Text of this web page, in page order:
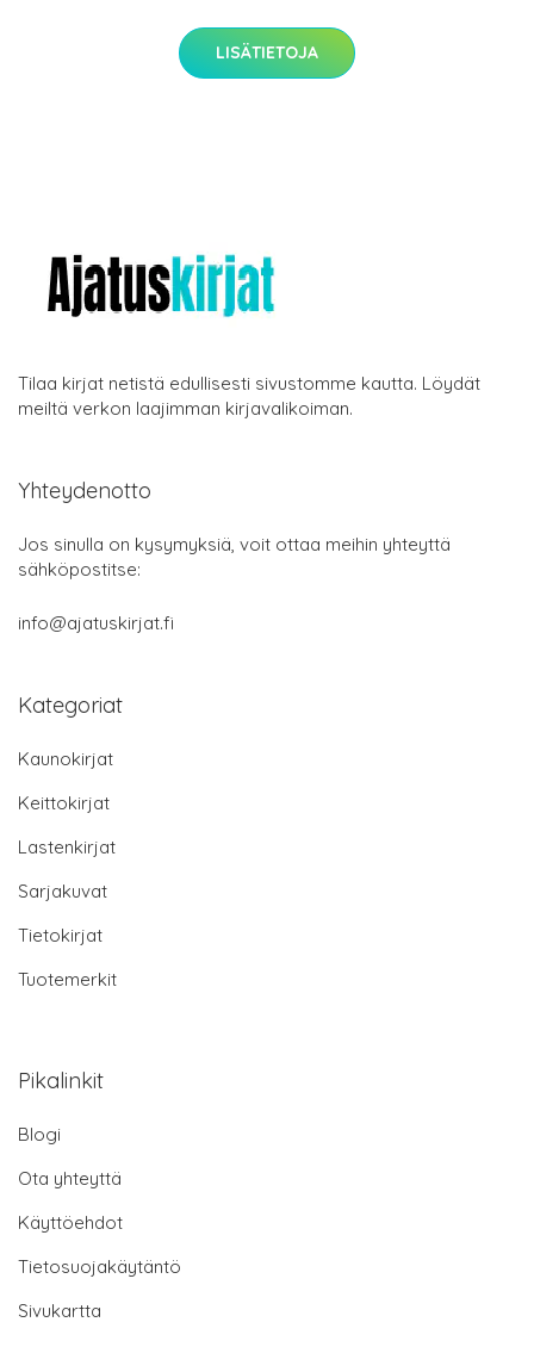
LISÄTIETOJA
Tilaa kirjat netistä edullisesti sivustomme kautta. Löydät
meiltä verkon laajimman kirjavalikoiman.
Yhteydenotto
Jos sinulla on kysymyksiä, voit ottaa meihin yhteyttä
sähköpostitse:
info@ajatuskirjat.fi
Kategoriat
Kaunokirjat
Keittokirjat
Lastenkirjat
Sarjakuvat
Tietokirjat
Tuotemerkit
Pikalinkit
Blogi
Ota yhteyttä
Käyttöehdot
Tietosuojakäytäntö
Sivukartta